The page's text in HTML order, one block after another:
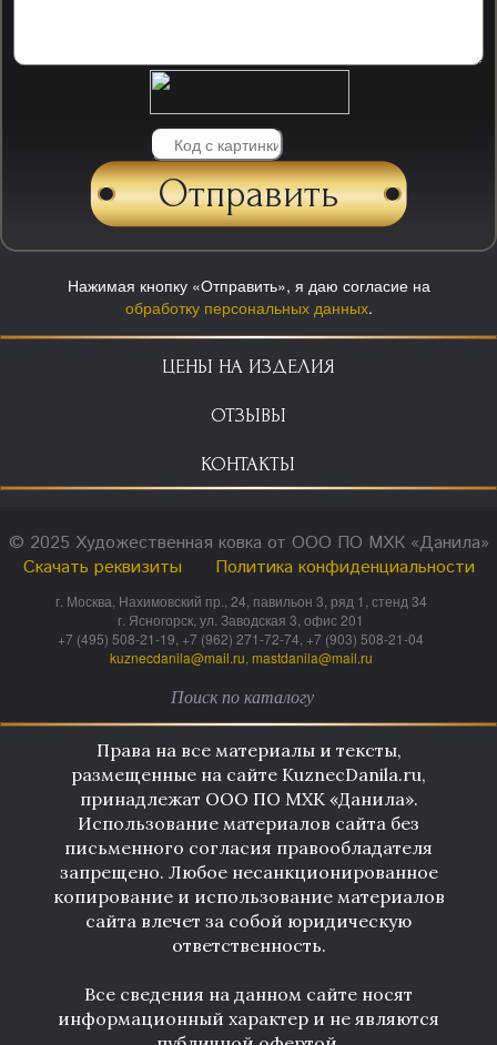
Нажимая кнопку «Отправить», я даю согласие на
обработку персональных данных.
ЦЕНЫ НА ИЗДЕЛИЯ
ОТЗЫВЫ
КОНТАКТЫ
© 2025 Художественная ковка от ООО ПО МХК «Данила»
Скачать реквизиты
Политика конфиденциальности
г. Москва, Нахимовский пр., 24, павильон 3, ряд 1, стенд 34
г. Ясногорск, ул. Заводская 3, офис 201
+7 (495) 508-21-19, +7 (962) 271-72-74, +7 (903) 508-21-04
kuznecdanila@mail.ru mastdanila@mail.ru
Права на все материалы и тексты,
размещенные на сайте KuznecDanila.ru,
принадлежат ООО ПО МХК «Данила».
Использование материалов сайта без
письменного согласия правообладателя
запрещено. Любое несанкционированное
копирование и использование материалов
сайта влечет за собой юридическую
ответственность.
Все сведения на данном сайте носят
информационный характер и не являются